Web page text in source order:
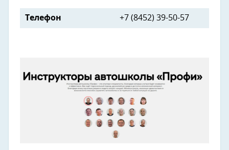
Телефон +7 (8452) 39-50-57